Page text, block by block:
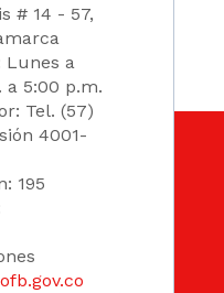
# 14 - 57,
Lunes a
a 5:00 p.m.
Tel. (57)
4001-
195